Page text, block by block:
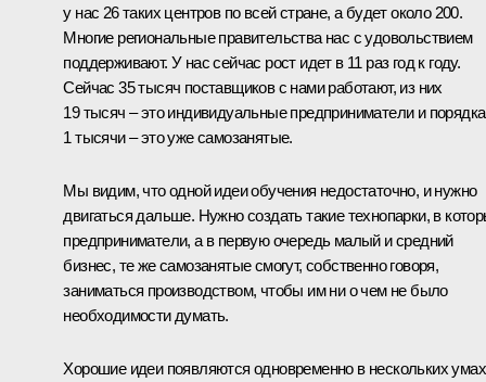
у нас 26 таких центров по всей стране, а будет около 200.
Многие региональные правительства нас с удовольствием
поддерживают. У нас сейчас рост идет в 11 раз год к году.
Сейчас 35 тысяч поставщиков с нами работают, из них
19 тысяч – это индивидуальные предприниматели и порядка
1 тысячи – это уже самозанятые.
Мы видим, что одной идеи обучения недостаточно, и нужно
двигаться дальше. Нужно создать такие технопарки, в
предприниматели, а в первую очередь малый и средний
бизнес, те же самозанятые смогут, собственно говоря,
заниматься производством, чтобы им ни о чем не было
необходимости думать.
Хорошие идеи появляются одновременно в нескольких